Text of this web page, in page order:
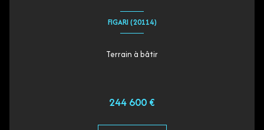
FIGARI (20114)
Terrain à bâtir
244 600 €